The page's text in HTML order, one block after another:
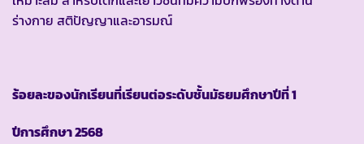
ร่างกาย สติปัญญาและอารมณ์
ร้อยละของนักเรียนที่เรียนต่อระดับชั้นมัธยมศึกษาปีที่ 1
ปีการศึกษา2568